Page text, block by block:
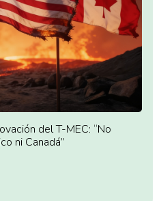
del T-MEC: “No
ni Canadá”